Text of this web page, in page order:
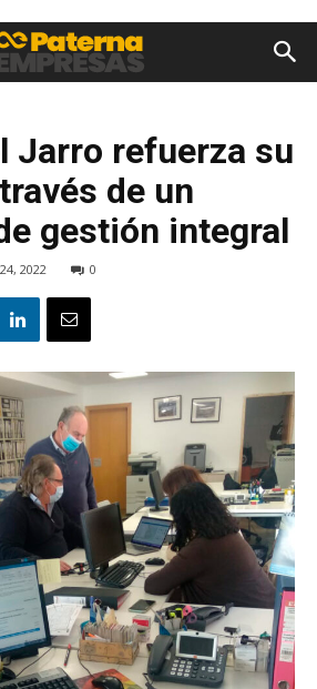
Jarro refuerza su
de un
gestión integral
2022 0